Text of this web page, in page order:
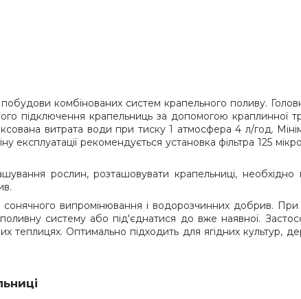
комбінованих систем крапельного поливу.
підключення крапельниць за допомогою краплинної
витрата води при тиску 1 атмосфера 4 л/год.
рекомендується установка фільтра 125
рослин, розташовувати крапельниці, необхідно
сонячного випромінювання і водорозчинних добрив. При
систему або під'єднатися до вже наявної.
теплицях. Оптимально підходить для ягідних культур,